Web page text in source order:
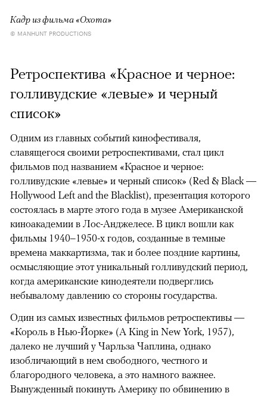
Кадр из фильма «Охота»
© MANHUNT PRODUCTIONS
Ретроспектива «Красное и черное:
голливудские «левые» и черный
список»
Одним из главных событий кинофестиваля,
славящегося своими ретроспективами, стал цикл
фильмов под названием «Красное и черное:
голливудские «левые» и черный список» (Red & Black —
Hollywood Left and the Blacklist), презентация которого
состоялась в марте этого года в музее Американской
киноакадемии в Лос-Анджелесе. В цикл вошли как
фильмы 1940–1950-х годов, созданные в темные
времена маккартизма, так и более поздние картины,
осмысляющие этот уникальный голливудский период,
когда американские кинодеятели подверглись
небывалому давлению со стороны государства.
Один из самых известных фильмов ретроспективы —
«Король в Нью-Йорке» (A King in New York, 1957),
далеко не лучший у Чарльза Чаплина, однако
изобличающий в нем свободного, честного и
благородного человека, а это намного важнее.
Вынужденный покинуть Америку по обвинению в